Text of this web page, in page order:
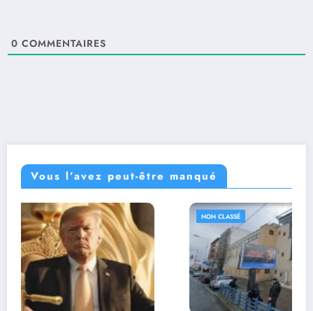
0 COMMENTAIRES
Vous l’avez peut-être manqué
NON CLASSÉ